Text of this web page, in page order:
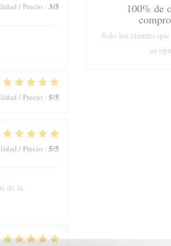
/ Precio : 3/5
/ Precio : 5/5
/ Precio : 5/5
de la
100% de
Solo los clientes
su